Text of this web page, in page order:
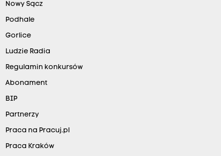
Nowy Sącz
Podhale
Gorlice
Ludzie Radia
Regulamin konkursów
Abonament
BIP
Partnerzy
Praca na Pracuj.pl
Praca Kraków